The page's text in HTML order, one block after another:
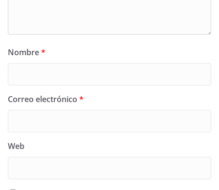
Nombre*
Correo electrónico *
Web